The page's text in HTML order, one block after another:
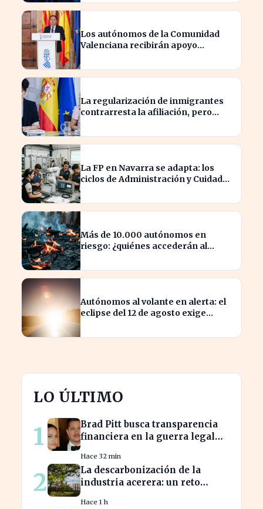
Los autónomos de la Comunidad
Valenciana recibirán apoyo
La regularización de inmigrantes
contrarresta la afiliación, pero
La FP en Navarra se adapta: los
ciclos de Administración y Cuidados
Más de 10.000 autónomos en
riesgo: ¿quiénes accederán al
Autónomos al volante en alerta: el
eclipse del 12 de agosto exige
LO ÚLTIMO
1
Brad Pitt busca transparencia
financiera en la guerra legal
Hace 32 min
2
La descarbonización de la
industria acerera: un reto
Hace 1 h